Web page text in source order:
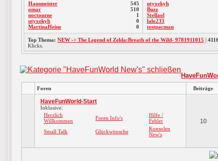
Hausmeister
omar
noctourne
utyxekyh
MartinaHeine
545
510
1
0
0
utyxekyh
Buzz
Stellaol
lalo233
testpacman
Top Thema: NEW -> The Legend of Zelda:Breath of the Wild- 9781911015 |
Klicks.
Foren Beiträge
HaveFunWorld-Start
Inklusive:
Herzlich
Willkommen
Foren Info's
Hilfe /
Fehler
Small Talk
Glückwünsche
Konsolen
New's
10